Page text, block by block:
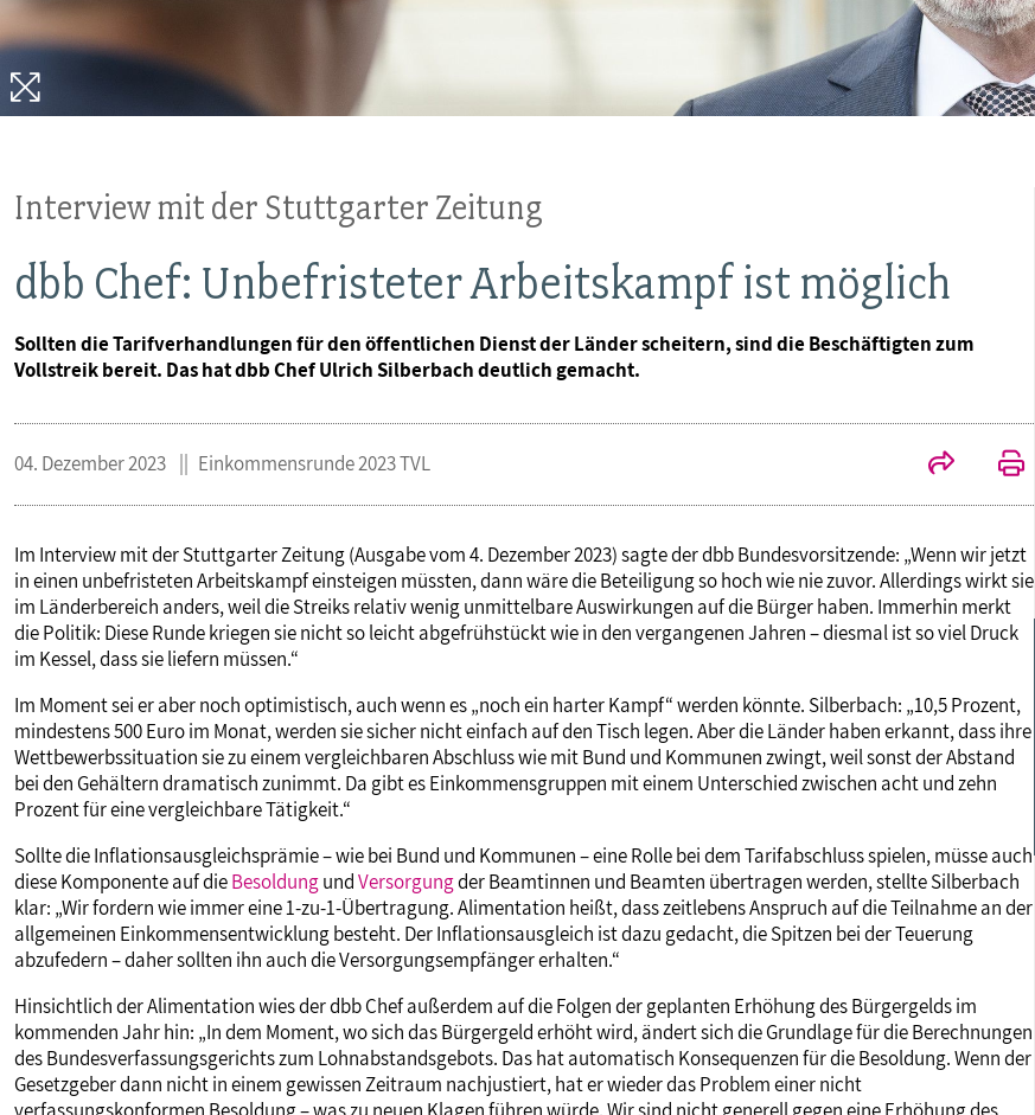
Jugend
Beihilfe
Tarifverträge
Rechtsprechung
Europa
MITBESTIMMUNG
MITGLIEDSCHAFT & SERVICE
Verlag
Interview mit der Stuttgarter Zeitung
dbb Chef: Unbefristeter Arbeitskampf ist möglich
Sollten die Tarifverhandlungen für den öffentlichen Dienst der Länder scheitern, sind die Beschäftigten zum
Vollstreik bereit. Das hat dbb Chef Ulrich Silberbach deutlich gemacht.
04. Dezember 2023 Einkommensrunde 2023 TVL
Im Interview mit der Stuttgarter Zeitung (Ausgabe vom 4. Dezember 2023) sagte der dbb Bundesvorsitzende: „Wenn wir jetzt
in einen unbefristeten Arbeitskampf einsteigen müssten, dann wäre die Beteiligung so hoch wie nie zuvor. Allerdings wirkt sie
im Länderbereich anders, weil die Streiks relativ wenig unmittelbare Auswirkungen auf die Bürger haben. Immerhin merkt
die Politik: Diese Runde kriegen sie nicht so leicht abgefrühstückt wie in den vergangenen Jahren – diesmal ist so viel Druck
im Kessel, dass sie liefern müssen.“
Im Moment sei er aber noch optimistisch, auch wenn es „noch ein harter Kampf“ werden könnte. Silberbach: „10,5 Prozent,
mindestens 500 Euro im Monat, werden sie sicher nicht einfach auf den Tisch legen. Aber die Länder haben erkannt, dass ihre
Wettbewerbssituation sie zu einem vergleichbaren Abschluss wie mit Bund und Kommunen zwingt, weil sonst der Abstand
bei den Gehältern dramatisch zunimmt. Da gibt es Einkommensgruppen mit einem Unterschied zwischen acht und zehn
Prozent für eine vergleichbare Tätigkeit.“
Sollte die Inflationsausgleichsprämie – wie bei Bund und Kommunen – eine Rolle bei dem Tarifabschluss spielen, müsse auch
diese Komponente auf dieBesoldungundVersorgungder Beamtinnen und Beamten übertragen werden, stellte Silberbach
klar: „Wir fordern wie immer eine 1-zu-1-Übertragung. Alimentation heißt, dass zeitlebens Anspruch auf die Teilnahme an der
allgemeinen Einkommensentwicklung besteht. Der Inflationsausgleich ist dazu gedacht, die Spitzen bei der Teuerung
abzufedern – daher sollten ihn auch die Versorgungsempfänger erhalten.“
Hinsichtlich der Alimentation wies der dbb Chef außerdem auf die Folgen der geplanten Erhöhung des Bürgergelds im
kommenden Jahr hin: „In dem Moment, wo sich das Bürgergeld erhöht wird, ändert sich die Grundlage für die Berechnungen
des Bundesverfassungsgerichts zum Lohnabstandsgebots. Das hat automatisch Konsequenzen für die Besoldung. Wenn der
Gesetzgeber dann nicht in einem gewissen Zeitraum nachjustiert, hat er wieder das Problem einer nicht